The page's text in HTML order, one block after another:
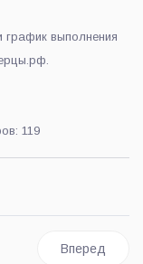
график выполнения
119
больницы
Следующий:
Вперед